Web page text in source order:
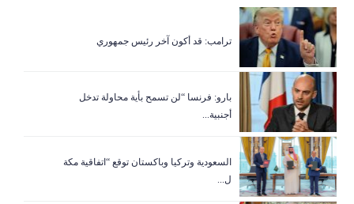
ترامب: قد أكون آخر رئيس جمهوري
بارو: فرنسا “لن تسمح بأية محاولة تدخل
أجنبية...
السعودية وتركيا وباكستان توقع “اتفاقية مكة
ل...